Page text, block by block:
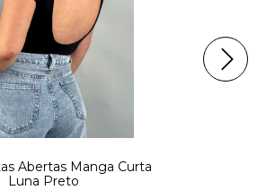
Abertas Manga Curta
Luna Preto